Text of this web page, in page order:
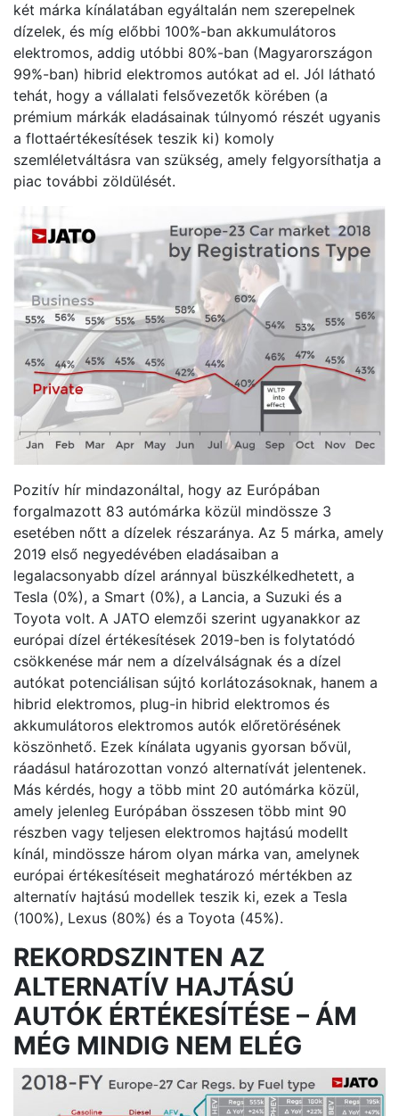
két márka kínálatában egyáltalán nem szerepelnek
dízelek, és míg előbbi 100%-ban akkumulátoros
elektromos, addig utóbbi 80%-ban (Magyarországon
99%-ban) hibrid elektromos autókat ad el. Jól látható
tehát, hogy a vállalati felsővezetők körében (a
prémium márkák eladásainak túlnyomó részét ugyanis
a flottaértékesítések teszik ki) komoly
szemléletváltásra van szükség, amely felgyorsíthatja a
piac további zöldülését.
Pozitív hír mindazonáltal, hogy az Európában
forgalmazott 83 autómárka közül mindössze 3
esetében nőtt a dízelek részaránya. Az 5 márka, amely
2019 első negyedévében eladásaiban a
legalacsonyabb dízel aránnyal büszkélkedhetett, a
Tesla (0%), a Smart (0%), a Lancia, a Suzuki és a
Toyota volt. A JATO elemzői szerint ugyanakkor az
európai dízel értékesítések 2019-ben is folytatódó
csökkenése már nem a dízelválságnak és a dízel
autókat potenciálisan sújtó korlátozásoknak, hanem a
hibrid elektromos, plug-in hibrid elektromos és
akkumulátoros elektromos autók előretörésének
köszönhető. Ezek kínálata ugyanis gyorsan bővül,
ráadásul határozottan vonzó alternatívát jelentenek.
Más kérdés, hogy a több mint 20 autómárka közül,
amely jelenleg Európában összesen több mint 90
részben vagy teljesen elektromos hajtású modellt
kínál, mindössze három olyan márka van, amelynek
európai értékesítéseit meghatározó mértékben az
alternatív hajtású modellek teszik ki, ezek a Tesla
(100%), Lexus (80%) és a Toyota (45%).
REKORDSZINTEN AZ
ALTERNATÍV HAJTÁSÚ
AUTÓK ÉRTÉKESÍTÉSE – ÁM
MÉG MINDIG NEM ELÉG